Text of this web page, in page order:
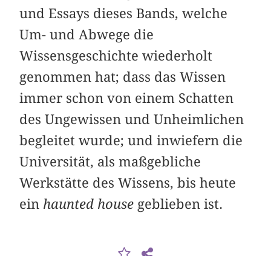
und Essays dieses Bands, welche
Um- und Abwege die
Wissensgeschichte wiederholt
genommen hat; dass das Wissen
immer schon von einem Schatten
des Ungewissen und Unheimlichen
begleitet wurde; und inwiefern die
Universität, als maßgebliche
Werkstätte des Wissens, bis heute
ein haunted house geblieben ist.